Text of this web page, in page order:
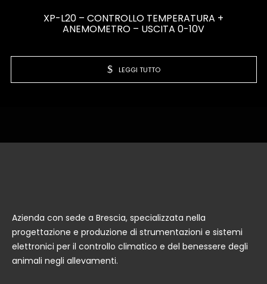
XP-L20 – CONTROLLO TEMPERATURA +
ANEMOMETRO – USCITA 0-10V
LEGGI TUTTO
Azienda con sede a Brescia, specializzata nella
progettazione e produzione di strumentazioni e sistemi
elettronici per il controllo climatico e del benessere degli
animali negli allevamenti.